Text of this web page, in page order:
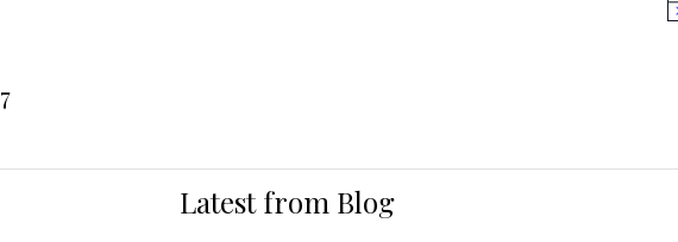
Latest from Blog